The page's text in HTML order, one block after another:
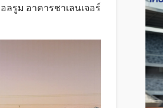
รูม อาคารชาเลนเจอร์